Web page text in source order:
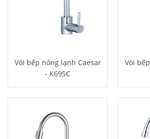
Vòi bếp nóng lạnh Caesar
- K695C
Vòi